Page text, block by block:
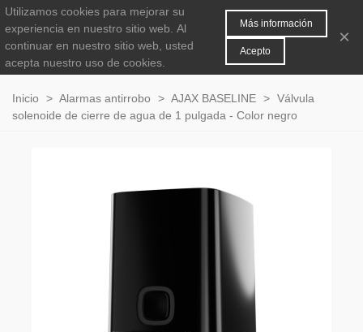
0
Inicio > Alarmas antirrobo > AJAX BASELINE > Válvula
solenoide de cierre de agua de 1 pulgada - Color negro
Utilizamos cookies para mejorar su
experiencia en nuestro sitio web. Al
continuar en nuestro sitio web, usted
acepta nuestro uso de cookies.
Más información
Acepto
×